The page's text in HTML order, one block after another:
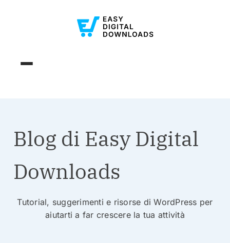
Blog di Easy Digital
Downloads
Tutorial, suggerimenti e risorse di WordPress per
aiutarti a far crescere la tua attività